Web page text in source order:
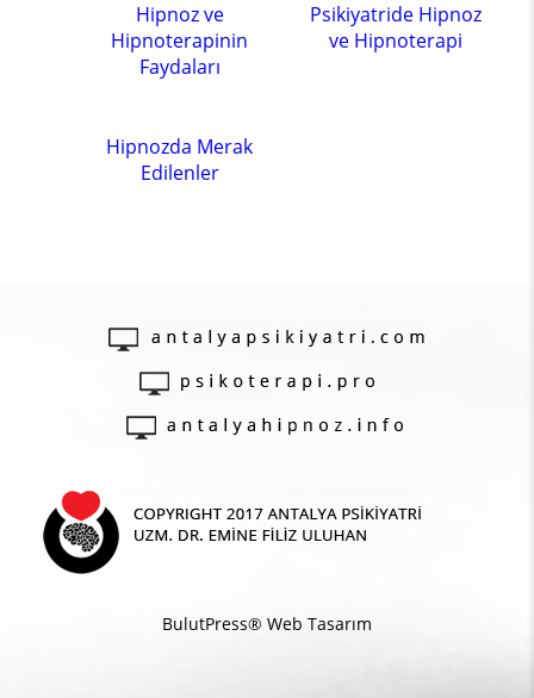
Hipnoz ve
Hipnoterapinin
Faydaları
Psikiyatride Hipnoz
ve Hipnoterapi
Hipnozda Merak
Edilenler
BulutPress® Web Tasarım